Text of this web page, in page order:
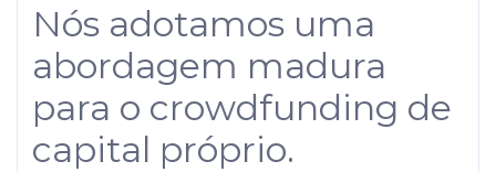
Nós adotamos uma
abordagem madura
para o crowdfunding de
capital próprio.